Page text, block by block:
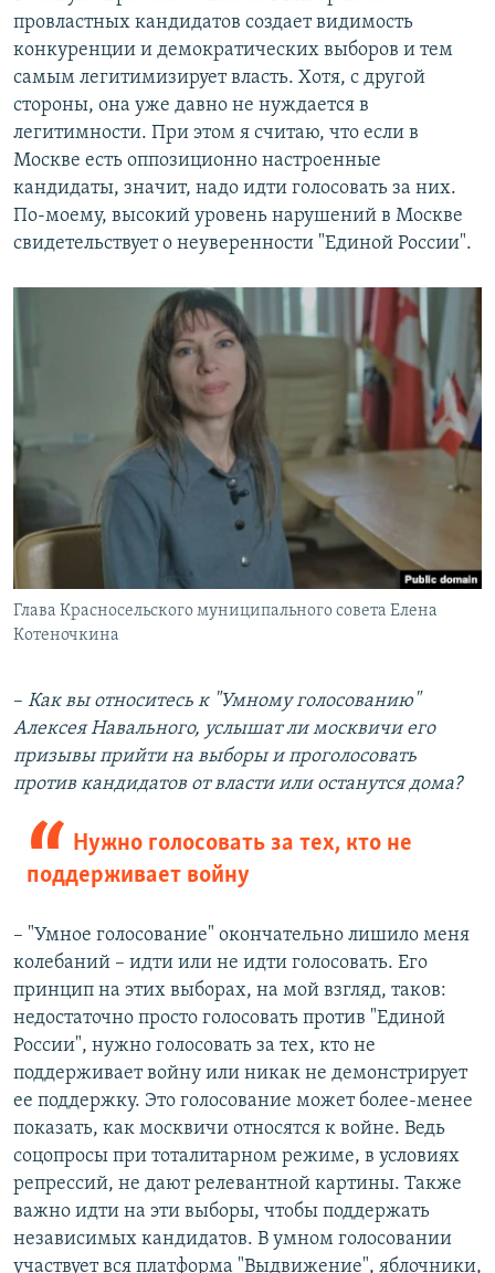
провластных кандидатов создает видимость
конкуренции и демократических выборов и тем
самым легитимизирует власть. Хотя, с другой
стороны, она уже давно не нуждается в
легитимности. При этом я считаю, что если в
Москве есть оппозиционно настроенные
кандидаты, значит, надо идти голосовать за них.
По-моему, высокий уровень нарушений в Москве
свидетельствует о неуверенности "Единой России".
Глава Красносельского муниципального совета Елена
Котеночкина
–​ Как вы относитесь к "Умному голосованию"
Алексея Навального, услышат ли москвичи его
призывы прийти на выборы и проголосовать
против кандидатов от власти или останутся дома?
Нужно голосовать за тех, кто не
поддерживает войну
– "Умное голосование" окончательно лишило меня
колебаний – идти или не идти голосовать. Его
принцип на этих выборах, на мой взгляд, таков:
недостаточно просто голосовать против "Единой
России", нужно голосовать за тех, кто не
поддерживает войну или никак не демонстрирует
ее поддержку. Это голосование может более-менее
показать, как москвичи относятся к войне. Ведь
соцопросы при тоталитарном режиме, в условиях
репрессий, не дают релевантной картины. Также
важно идти на эти выборы, чтобы поддержать
независимых кандидатов. В умном голосовании
участвует вся платформа "Выдвижение", яблочники,